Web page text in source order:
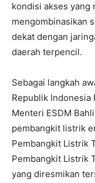
kondisi akses yang
mengombinasikan
dekat dengan
daerah terpencil.
Sebagai langkah
Republik Indonesia
Menteri ESDM
pembangkit listrik
Pembangkit Listrik
Pembangkit Listrik
yang diresmikan